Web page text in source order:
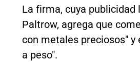
La firma, cuya
Paltrow, agrega que
con metales preciosos"
a peso".